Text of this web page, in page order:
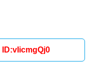
ID:vIicmgQj0